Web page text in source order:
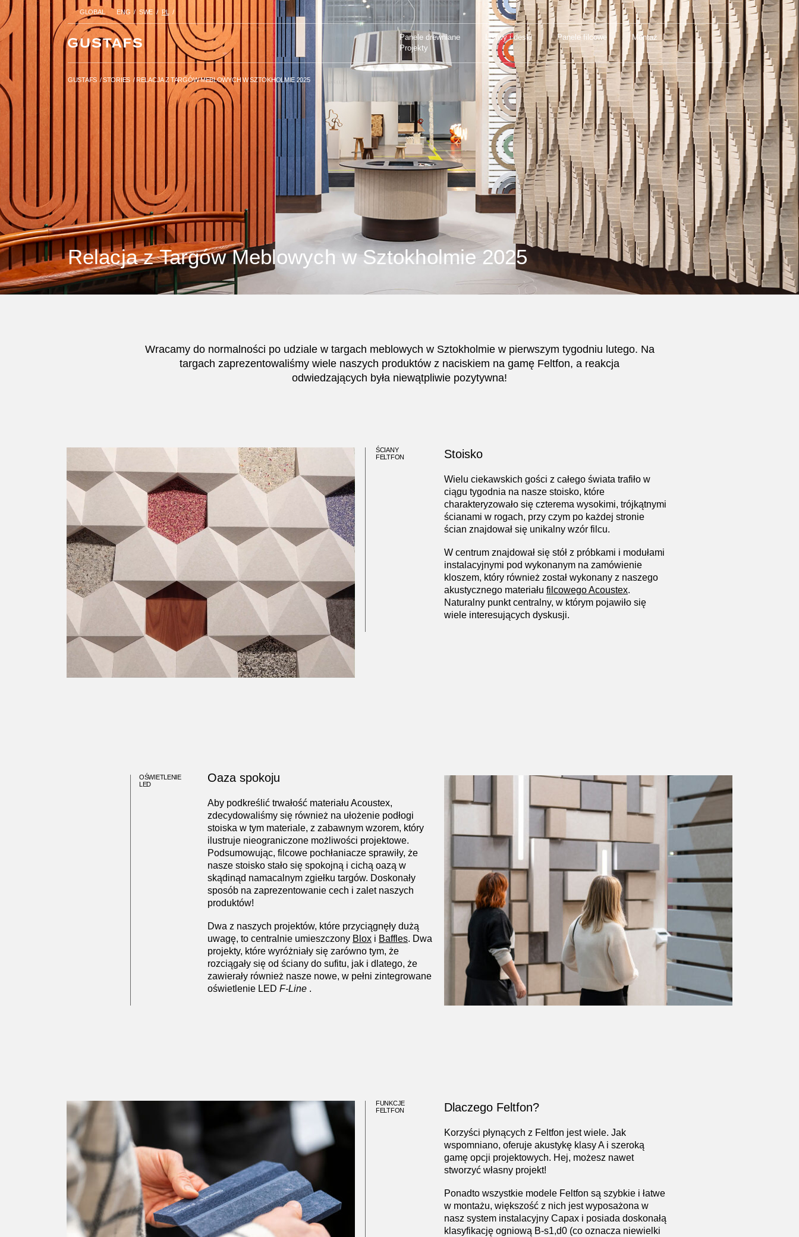
GLOBAL ENG SWE PL
Panele drewniane Listwy i deski Panele filcowe
Montaż
Projekty
GUSTAFS /STORIES / RELACJA Z TARGÓW MEBLOWYCH W SZTOKHOLMIE 2025
GUSTAFS STORIES
RELACJA Z TARGÓW MEBLOWYCH W SZTOKHOLMIE
2025
Panele drewniane Listwy i deski Panele filcowe
Montaż
Projekty
Relacja z Targów Meblowych w Sztokholmie 2025
Wracamy do normalności po udziale w targach meblowych w Sztokholmiew pierwszym tygodniu lutego. Na
targach zaprezentowaliśmy wiele naszych produktów z naciskiem na gamę Feltfon, a reakcja
odwiedzających była niewątpliwie pozytywna!
ŚCIANY
FELTFON
Stoisko
Wielu ciekawskich gości z całego świata trafiło w
ciągu tygodnia na nasze stoisko, które
charakteryzowało się czterema wysokimi, trójkątnymi
ścianami w rogach, przy czym po każdej stronie
ścian znajdował się unikalny wzór filcu.
W centrum znajdował się stół z próbkami i modułami
instalacyjnymi pod wykonanym na zamówienie
kloszem, który również został wykonany z naszego
akustycznego materiału filcowego Acoustex.
Naturalny punkt centralny, w którym pojawiło się
wiele interesujących dyskusji.
OŚWIETLENIE
LED
Oaza spokoju
Aby podkreślić trwałość materiału Acoustex,
zdecydowaliśmy się również na ułożenie podłogi
stoiska w tym materiale, z zabawnym wzorem, który
ilustruje nieograniczone możliwości projektowe.
Podsumowując, filcowe pochłaniacze sprawiły, że
nasze stoisko stało się spokojną i cichą oazą w
skądinąd namacalnym zgiełku targów. Doskonały
sposób na zaprezentowanie cech i zalet naszych
produktów!
Dwa z naszych projektów, które przyciągnęły dużą
uwagę, to centralnie umieszczony Blox i Baffles. Dwa
projekty, które wyróżniały się zarówno tym, że
rozciągały się od ściany do sufitu, jak i dlatego, że
zawierały również nasze nowe, w pełni zintegrowane
oświetlenie LED F-Line .
FUNKCJE
FELTFON
Dlaczego Feltfon?
Korzyści płynących z Feltfon jest wiele. Jak
wspomniano, oferuje akustykę klasy A i szeroką
gamę opcji projektowych. Hej, możesz nawet
stworzyć własny projekt!
Ponadto wszystkie modele Feltfon są szybkie i łatwe
w montażu, większość z nich jest wyposażona w
nasz system instalacyjny Capax i posiada doskonałą
klasyfikację ogniową B-s1,d0 (co oznacza niewielki